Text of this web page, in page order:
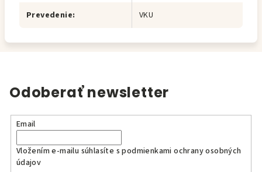
Prevedenie: VKU
Odoberať newsletter
Email
Vložením e-mailu súhlasíte spodmienkami ochrany osobných
údajov